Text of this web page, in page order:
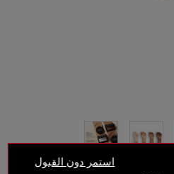
استمر دون القبول